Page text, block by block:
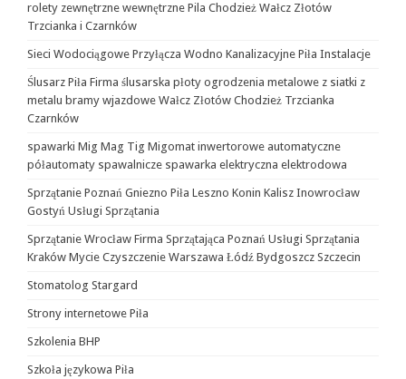
rolety zewnętrzne wewnętrzne Pila Chodzież Wałcz Złotów
Trzcianka i Czarnków
Sieci Wodociągowe Przyłącza Wodno Kanalizacyjne Piła Instalacje
Ślusarz Piła Firma ślusarska płoty ogrodzenia metalowe z siatki z
metalu bramy wjazdowe Wałcz Złotów Chodzież Trzcianka
Czarnków
spawarki Mig Mag Tig Migomat inwertorowe automatyczne
półautomaty spawalnicze spawarka elektryczna elektrodowa
Sprzątanie Poznań Gniezno Piła Leszno Konin Kalisz Inowrocław
Gostyń Usługi Sprzątania
Sprzątanie Wrocław Firma Sprzątająca Poznań Usługi Sprzątania
Kraków Mycie Czyszczenie Warszawa Łódź Bydgoszcz Szczecin
Stomatolog Stargard
Strony internetowe Piła
Szkolenia BHP
Szkoła językowa Piła